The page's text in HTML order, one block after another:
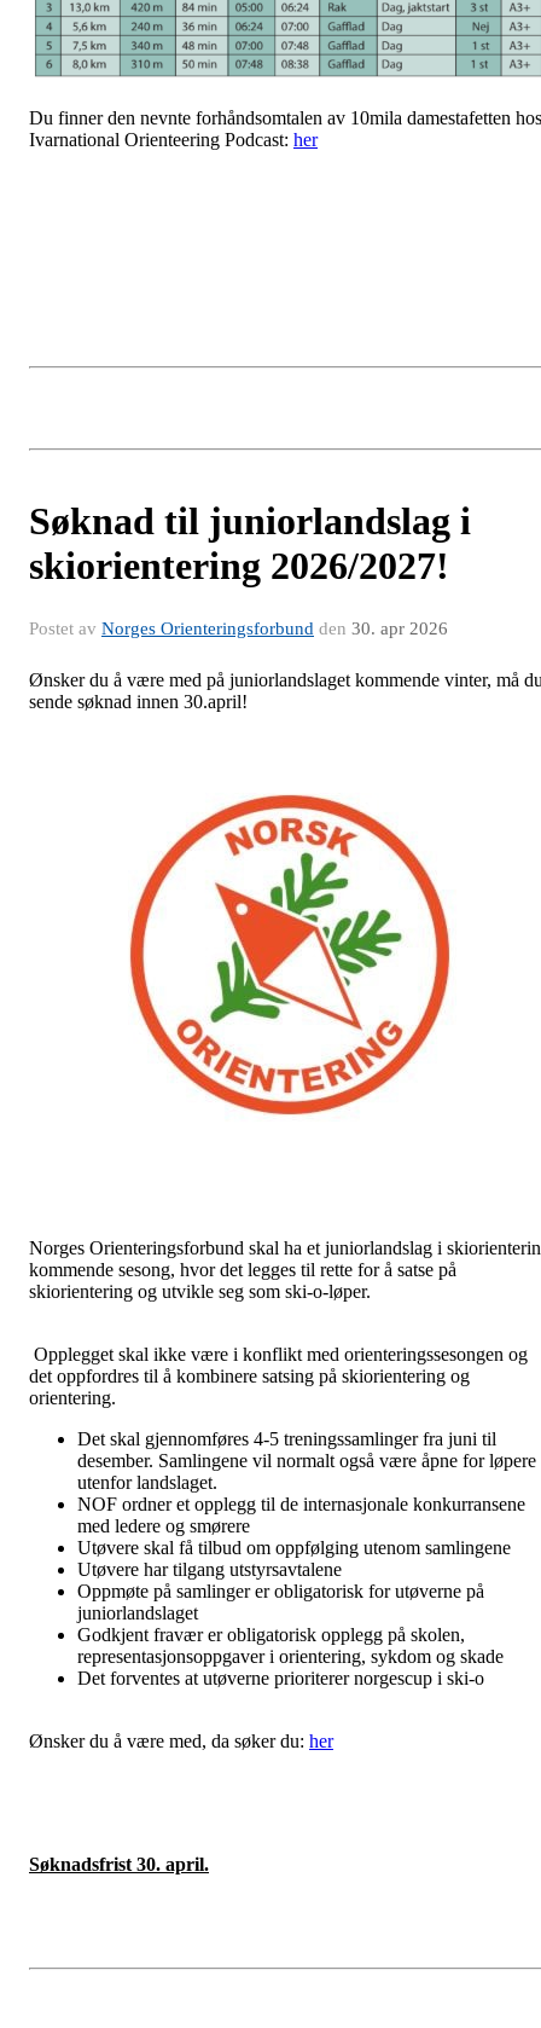
Du finner den nevnte forhåndsomtalen av 10mila damestafetten hos
Ivarnational Orienteering Podcast: her
Søknad til juniorlandslag i
skiorientering 2026/2027!
Postet av Norges Orienteringsforbund den 30. apr 2026
Ønsker du å være med på juniorlandslaget kommende vinter, må
sende søknad innen 30.april!
Norges Orienteringsforbund skal ha et juniorlandslag i
kommende sesong, hvor det legges til rette for å satse på
skiorientering og utvikle seg som ski-o-løper.
Opplegget skal ikke være i konflikt med orienteringssesongen og
det oppfordres til å kombinere satsing på skiorientering og
orientering.
Det skal gjennomføres 4-5 treningssamlinger fra juni til
desember. Samlingene vil normalt også være åpne for løpere
utenfor landslaget.
NOF ordner et opplegg til de internasjonale konkurransene
med ledere og smørere
Utøvere skal få tilbud om oppfølging utenom samlingene
Utøvere har tilgang utstyrsavtalene
Oppmøte på samlinger er obligatorisk for utøverne på
juniorlandslaget
Godkjent fravær er obligatorisk opplegg på skolen,
representasjonsoppgaver i orientering, sykdom og skade
Det forventes at utøverne prioriterer norgescup i ski-o
Ønsker du å være med, da søker du: her
Søknadsfrist 30. april.